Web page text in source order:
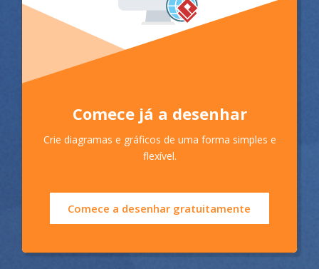
Comece já a desenhar
Crie diagramas e gráficos de uma forma simples e
flexível.
Comece a desenhar gratuitamente